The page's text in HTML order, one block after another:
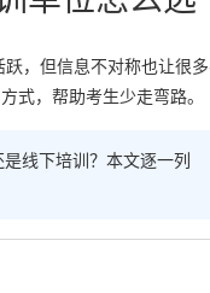
，但信息不对称也让很
式，帮助考生少走弯路。
线下培训？本文逐一列